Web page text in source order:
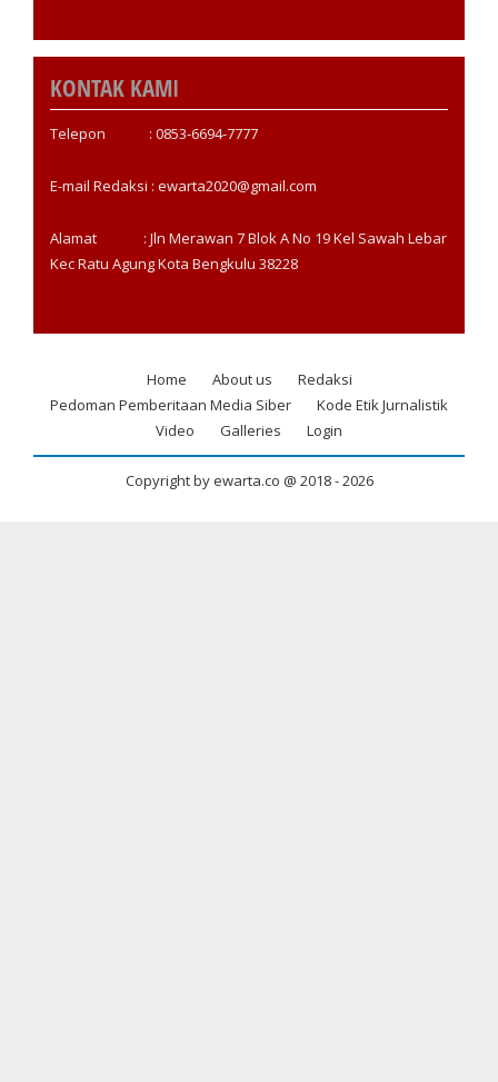
KONTAK KAMI
Telepon : 0853-6694-7777
E-mail Redaksi : ewarta2020@gmail.com
Alamat : Jln Merawan 7 Blok A No 19 Kel Sawah Lebar
Kec Ratu Agung Kota Bengkulu 38228
Footer
Home About us
Redaksi
Pedoman Pemberitaan Media Siber
Kode Etik Jurnalistik
Video
Galleries Login
Copyright by ewarta.co @ 2018 -2026